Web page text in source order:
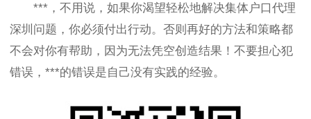
***，不用说，如果你渴望轻松地解决集体户口代理
深圳问题，你必须付出行动。否则再好的方法和策略都
不会对你有帮助，因为无法凭空创造结果！不要担心犯
错误，***的错误是自己没有实践的经验。